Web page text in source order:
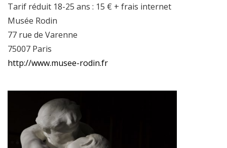
Tarif réduit 18-25 ans : 15 € + frais internet
Musée Rodin
77 rue de Varenne
75007 Paris
http://www.musee-rodin.fr